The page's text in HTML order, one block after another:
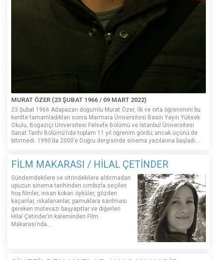
MURAT ÖZER (23 ŞUBAT 1966 / 09 MART 2022)
23 Şubat 1966 Adapazarı doğumlu Murat Özer, ilk ve orta öğrenimini bu
kentte tamamladıktan sonra Marmara Üniversitesi Basın Yayın Yüksek
Okulu, Boğaziçi Üniversitesi Felsefe Bölümü ve İstanbul Üniversitesi
Sanat Tarihi Bölümü’nde toplam 11 yıl öğrenim gördü; ancak üçünü de
bitirmedi. 1990’da 2000’e Doğru dergisinde sinema yazılarına başladı...
FİLM MAKARASI / HİLAL ÇETİNDER
Gündemdekilere ve vitrindekilere aldırmadan
upuzun sinema tarihinden cımbızla seçilen
hoş filmler, insan kokan öyküler, gözden
kaçanlar, ıskalananlar, pamuklara sarılması
gereken mütevazı başyapıtlar ve diğerleri
Hilal Çetinder’in kaleminden Film
Makarası’nda…